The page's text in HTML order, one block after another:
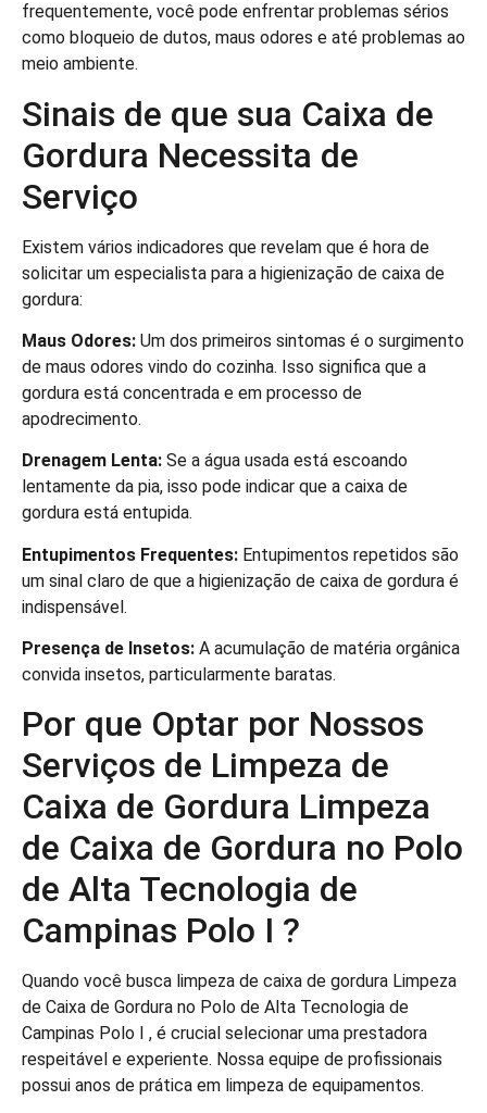
frequentemente, você pode enfrentar problemas sérios
como bloqueio de dutos, maus odores e até problemas ao
meio ambiente.
Sinais de que sua Caixa de
Gordura Necessita de
Serviço
Existem vários indicadores que revelam que é hora de
solicitar um especialista para a higienização de caixa de
gordura:
Maus Odores: Um dos primeiros sintomas é o surgimento
de maus odores vindo do cozinha. Isso significa que a
gordura está concentrada e em processo de
apodrecimento.
Drenagem Lenta: Se a água usada está escoando
lentamente da pia, isso pode indicar que a caixa de
gordura está entupida.
Entupimentos Frequentes: Entupimentos repetidos são
um sinal claro de que a higienização de caixa de gordura é
indispensável.
Presença de Insetos: A acumulação de matéria orgânica
convida insetos, particularmente baratas.
Por que Optar por Nossos
Serviços de Limpeza de
Caixa de Gordura Limpeza
de Caixa de Gordura no Polo
de Alta Tecnologia de
Campinas Polo I ?
Quando você busca limpeza de caixa de gordura Limpeza
de Caixa de Gordura no Polo de Alta Tecnologia de
Campinas Polo I , é crucial selecionar uma prestadora
respeitável e experiente. Nossa equipe de profissionais
possui anos de prática em limpeza de equipamentos.